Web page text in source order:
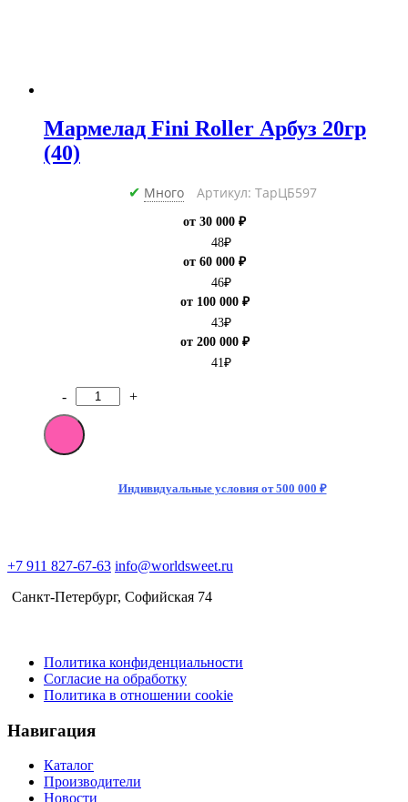
Мармелад Fini Roller Арбуз 20гр
(40)
✔ Много Артикул: ТарЦБ597
от 30 000 ₽
48₽
от 60 000 ₽
46₽
от 100 000 ₽
43₽
от 200 000 ₽
41 ₽
Количество
товара
Мармелад
Fini
- +
Индивидуальные условия от 500 000 ₽
+7 911 827-67-63 info@worldsweet.ru
Санкт-Петербург​, Софийская 74
Политика конфиденциальности
Согласие на обработку
Политика в отношении cookie
Навигация
Каталог
Производители
Новости